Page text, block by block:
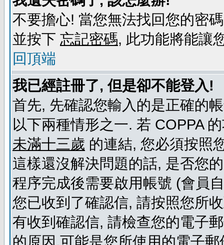
不要擔心! 當您無法找回您的密
並按下 忘記密碼, 此功能將能讓
回頂端
我已經註冊了, 但是卻不能登入!
首先, 先確認您輸入的是正確的
以下兩種情形之一. 若 COPPA
未滿十三歲 的連結, 您必須按照
這樣還沒解決問題的話, 是否您
程序完成後需要啟用帳號 (會員
您已收到了確認信, 請按照您所
有收到確認信, 請檢查您的電子
的原因,可能是您所使用的電子